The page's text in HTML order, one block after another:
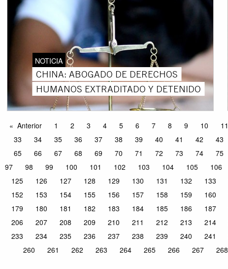
NOTICIA
CHINA: ABOGADO DE DERECHOS
HUMANOS EXTRADITADO Y DETENIDO
Anterior 1 2 3 4 5 6 7 8 9 10 11
33
34 35 36 37 38 39 40 41 42 43
65
66 67 68 69 70 71 72 73 74 75
97
98 99 100 101 102 103 104 105 106
125
126 127 128 129 130 131 132 133
152
153 154 155 156 157 158 159 160
179
180 181 182 183 184 185 186 187
206
207 208 209 210 211 212 213 214
233
234 235 236 237 238 239 240 241
260
261 262 263 264 265 266 267 268